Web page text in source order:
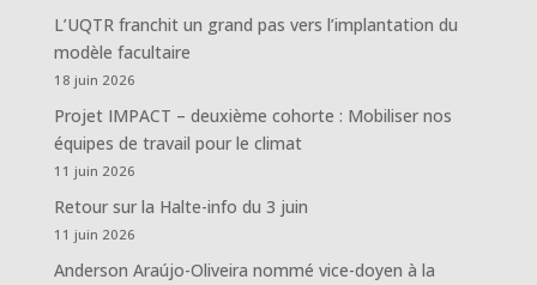
L’UQTR franchit un grand pas vers l’implantation du
modèle facultaire
18 juin 2026
Projet IMPACT – deuxième cohorte : Mobiliser nos
équipes de travail pour le climat
11 juin 2026
Retour sur la Halte-info du 3 juin
11 juin 2026
Anderson Araújo-Oliveira nommé vice-doyen à la